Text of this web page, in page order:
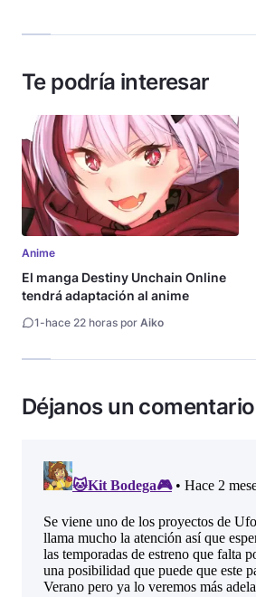
Te podría interesar
Anime
El manga Destiny Unchain Online
tendrá adaptación al anime
1-hace 22 horas por Aiko
Déjanos un comentario